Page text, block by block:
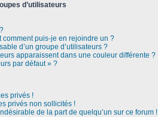
d’utilisateurs
comment puis-je en rejoindre un ?
d’un groupe d’utilisateurs ?
apparaissent dans une couleur différente ?
par défaut » ?
privés !
privés non sollicités !
de la part de quelqu’un sur ce forum !